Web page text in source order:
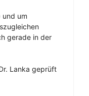
und um
gerade in der
Lanka geprüft